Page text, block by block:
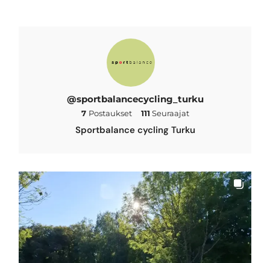
@sportbalancecycling_turku
7 Postaukset 111 Seuraajat
Sportbalance cycling Turku